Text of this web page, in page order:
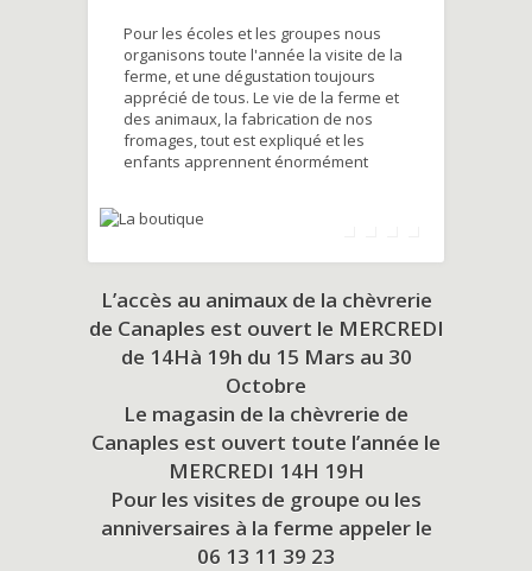
Pour les écoles et les groupes nous
organisons toute l'année la visite de la
ferme, et une dégustation toujours
apprécié de tous. Le vie de la ferme et
des animaux, la fabrication de nos
fromages, tout est expliqué et les
enfants apprennent énormément
L’accès au animaux de la chèvrerie
de Canaples est ouvert le MERCREDI
de 14Hà 19h du 15 Mars au 30
Octobre
Le magasin de la chèvrerie de
Canaples est ouvert toute l’année le
MERCREDI 14H 19H
Pour les visites de groupe ou les
anniversaires à la ferme appeler le
06 13 11 39 23